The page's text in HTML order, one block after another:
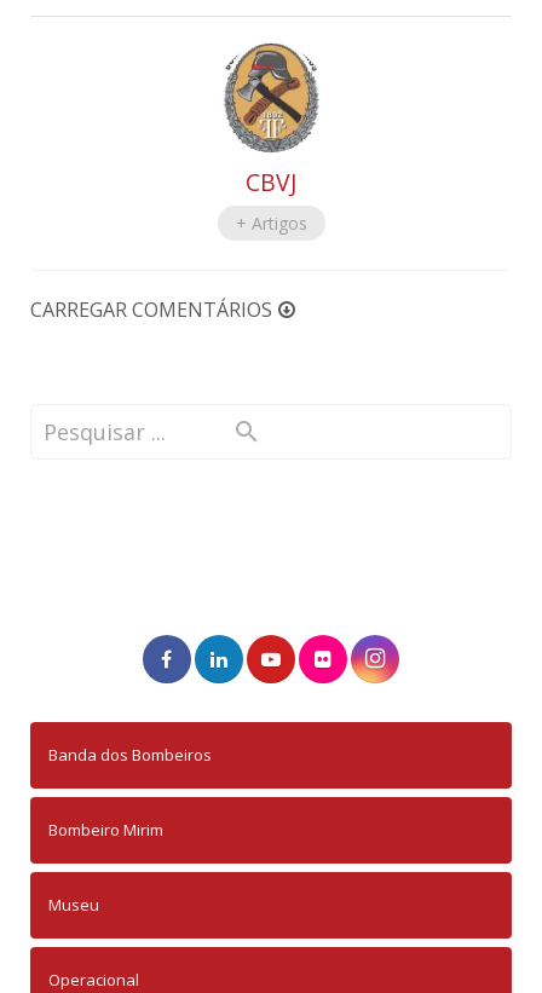
CBVJ
+ Artigos
CARREGAR COMENTÁRIOS
Banda dos Bombeiros
Bombeiro Mirim
Museu
Operacional